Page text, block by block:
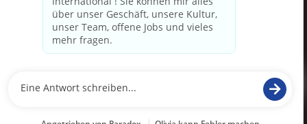
vorbehalten. Marriott-Eigentumsinformationen
paradox.ai